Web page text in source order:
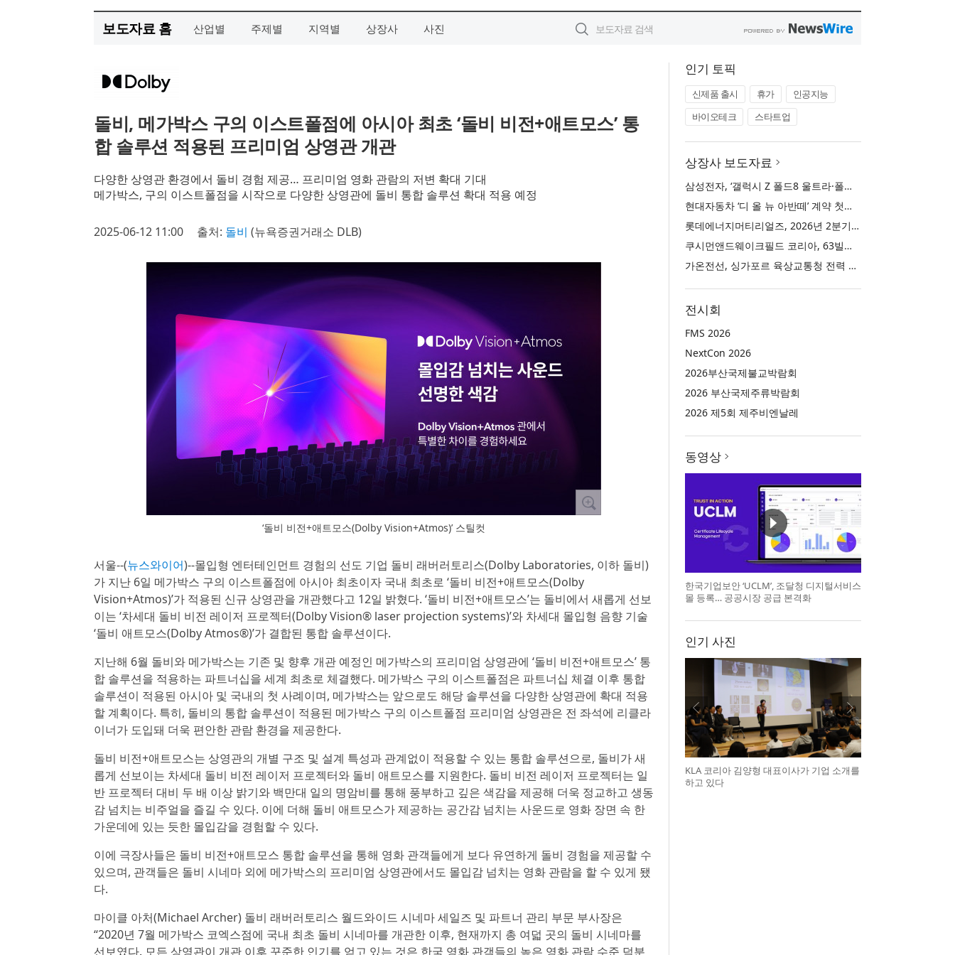
보도자료 홈 산업별 주제별 지역별 상장사 사진
돌비, 메가박스 구의 이스트폴점에 아시아 최초 ‘돌비 비전+애트모스’ 통
합 솔루션 적용된 프리미엄 상영관 개관
다양한 상영관 환경에서 돌비 경험 제공… 프리미엄 영화 관람의 저변 확대 기대
메가박스, 구의 이스트폴점을 시작으로 다양한 상영관에 돌비 통합 솔루션 확대 적용 예정
2025-06-12 11:00 출처: 돌비 (뉴욕증권거래소 DLB)
‘돌비 비전+애트모스(Dolby Vision+Atmos)’ 스틸컷
서울--(뉴스와이어)--몰입형 엔터테인먼트 경험의 선도 기업 돌비 래버러토리스(Dolby Laboratories, 이하 돌비)
가 지난 6일 메가박스 구의 이스트폴점에 아시아 최초이자 국내 최초로 ‘돌비 비전+애트모스(Dolby
Vision+Atmos)’가 적용된 신규 상영관을 개관했다고 12일 밝혔다. ‘돌비 비전+애트모스’는 돌비에서 새롭게 선보
이는 ‘차세대 돌비 비전 레이저 프로젝터(Dolby Vision® laser projection systems)’와 차세대 몰입형 음향 기술
‘돌비 애트모스(Dolby Atmos®)’가 결합된 통합 솔루션이다.
지난해 6월 돌비와 메가박스는 기존 및 향후 개관 예정인 메가박스의 프리미엄 상영관에 ‘돌비 비전+애트모스’ 통
합 솔루션을 적용하는 파트너십을 세계 최초로 체결했다. 메가박스 구의 이스트폴점은 파트너십 체결 이후 통합
솔루션이 적용된 아시아 및 국내의 첫 사례이며, 메가박스는 앞으로도 해당 솔루션을 다양한 상영관에 확대 적용
할 계획이다. 특히, 돌비의 통합 솔루션이 적용된 메가박스 구의 이스트폴점 프리미엄 상영관은 전 좌석에 리클라
이너가 도입돼 더욱 편안한 관람 환경을 제공한다.
돌비 비전+애트모스는 상영관의 개별 구조 및 설계 특성과 관계없이 적용할 수 있는 통합 솔루션으로, 돌비가 새
롭게 선보이는 차세대 돌비 비전 레이저 프로젝터와 돌비 애트모스를 지원한다. 돌비 비전 레이저 프로젝터는 일
반 프로젝터 대비 두 배 이상 밝기와 백만대 일의 명암비를 통해 풍부하고 깊은 색감을 제공해 더욱 정교하고 생동
감 넘치는 비주얼을 즐길 수 있다. 이에 더해 돌비 애트모스가 제공하는 공간감 넘치는 사운드로 영화 장면 속 한
가운데에 있는 듯한 몰입감을 경험할 수 있다.
이에 극장사들은 돌비 비전+애트모스 통합 솔루션을 통해 영화 관객들에게 보다 유연하게 돌비 경험을 제공할 수
있으며, 관객들은 돌비 시네마 외에 메가박스의 프리미엄 상영관에서도 몰입감 넘치는 영화 관람을 할 수 있게 됐
다.
마이클 아처(Michael Archer) 돌비 래버러토리스 월드와이드 시네마 세일즈 및 파트너 관리 부문 부사장은
“2020년 7월 메가박스 코엑스점에 국내 최초 돌비 시네마를 개관한 이후, 현재까지 총 여덟 곳의 돌비 시네마를
선보였다. 모든 상영관이 개관 이후 꾸준한 인기를 얻고 있는 것은 한국 영화 관객들의 높은 영화 관람 수준 덕분
인기 토픽
신제품 출시 휴가
인공지능
바이오테크
스타트업
상장사 보도자료
삼성전자, ‘갤럭시 Z 폴드8 울트라·폴드8·플립8’과 ‘갤럭시 워치 울트라2·워치9’ 국내 공식 출시
현대자동차 ‘디 올 뉴 아반떼’ 계약 첫날 1만 대 돌파
롯데에너지머티리얼즈, 2026년 2분기 실적 발표… 전분기 대비 매출 증대
쿠시먼앤드웨이크필드 코리아, 63빌딩 통합 MD·공간 전략 수립 과정과 구현 사례 소개
가온전선, 싱가포르 육상교통청 전력 케이블 첫 공급 계약
전시회
FMS 2026
NextCon 2026
2026부산국제불교박람회
2026 부산국제주류박람회
2026 제5회 제주비엔날레
동영상
한국기업보안 ‘UCLM’, 조달청 디지털서비스
몰 등록… 공공시장 공급 본격화
인기 사진
KLA 코리아 김양형 대표이사가 기업 소개를
하고 있다